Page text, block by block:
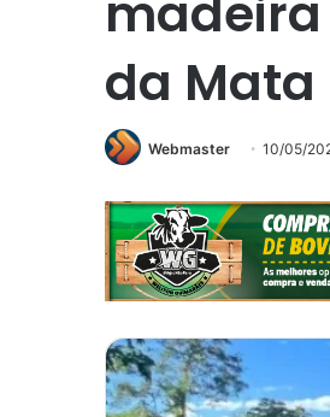
madeira
da Mata
Webmaster 10/05/